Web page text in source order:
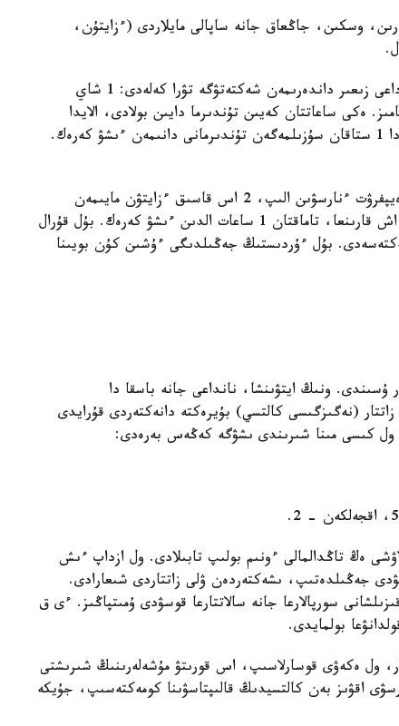
وسكىن، جاڭعاق جانە ساپالى مايلاردى (ءزايتۇن،
ىشەكتى تازالاۋ. بارلىق بۇل جاعدايلاردى قاراپايىم سۋداعى زىعىر داندەرىمەن شەكتەتۋگە تۋرا كەلەدى: 1 شاي
سۋىتامىز. ەكى ساعاتتان كەيىن تۇندىرما دايىن بولادى، الايدا
تەرموستا ءبىر كۇن بويى ۇستاعان ابزال. تۇندە جاتاردا 1 ستاقان سۇزىلمەگەن تۇندىرمانى دانىمەن ءىشۋ كەرەك.
باۋىردى تازالاۋ. جارتى ليمون شىرىنى مەن جارتى گرەيپفرۋت ءنارسۋىن الىپ، 2 اس قاسىق ءزايتۋن مايىمەن
ارالاستىرىڭىز. بۇل قوسپانى 5 كۇن بويىنا تاڭ ەرتەن اش قارىنعا، تاماقتان 1 ساعات الدىن ءىشۋ كەرەك. بۇل قۇرال
بۇل ءۇردىستىڭ جەڭىلدىگى ءۇشىن كۇن بويىنا
ۇسىندى. ونىڭ ايتۋىنشا، نانداعى جانە باسقا دا
(نەگىزگىسى كالتسي) بۇيرەكتە دانەكتەردى قۇرايدى
ول كىسى مىنا شىرىندى ىشۋگە كەڭەس بەرەدى:
ەڭ تاڭدالمالى ءونىم بولىپ تابىلادى. ول ازداپ ءىش
جەڭىلدەتىپ، ىشەكتەردەن ۋلى زاتتاردى شىعارادى.
سورپالارعا جانە سالاتتارعا قوسۋدى ۇمىتپاڭىز. ءى ق
بولمايدى.
ول ەكەۋى قوسارلاسىپ، اس قورىتۋ مۇشەلەرىنىڭ شىرىشتى
اقۋىز بەن كالتسيدىڭ قالىپتاسۋىنا كومەكتەسىپ، جۇيكە